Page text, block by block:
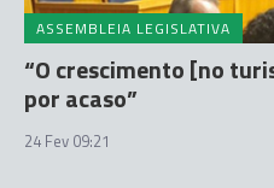
ASSEMBLEIA LEGISLATIVA
“O crescimento [no
por acaso”
24 Fev 09:21